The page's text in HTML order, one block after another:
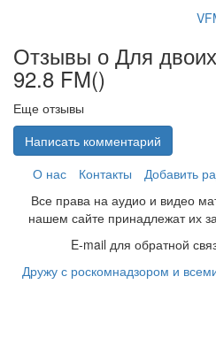
Отзывы о Для
92.8 FM()
Еще отзывы
Написать комментарий
О нас
Контакты Добавить
Все права на аудио и видео
нашем сайте принадлежат их
E-mail для обратной
Дружу с роскомнадзором и